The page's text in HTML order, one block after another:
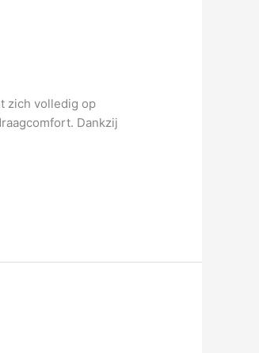
zich volledig op
Dankzij